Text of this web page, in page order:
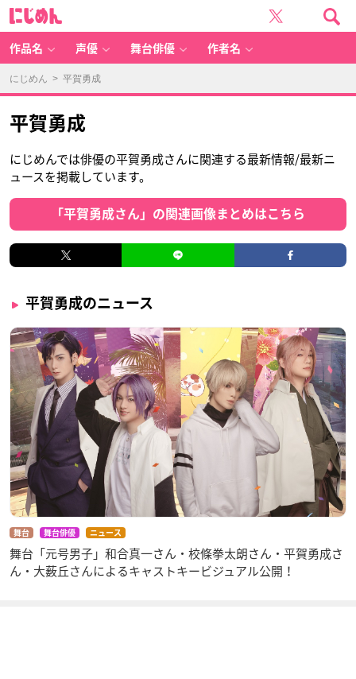
作品名 声優 舞台俳優 作者名
にじめん > 平賀勇成
平賀勇成
にじめんでは俳優の平賀勇成さんに関連する最新情報/最新ニ
ュースを掲載しています。
「平賀勇成さん」の関連画像まとめはこちら
平賀勇成のニュース
舞台 舞台俳優 ニュース
舞台「元号男子」和合真一さん・校條拳太朗さん・平賀勇成さ
ん・大薮丘さんによるキャストキービジュアル公開！